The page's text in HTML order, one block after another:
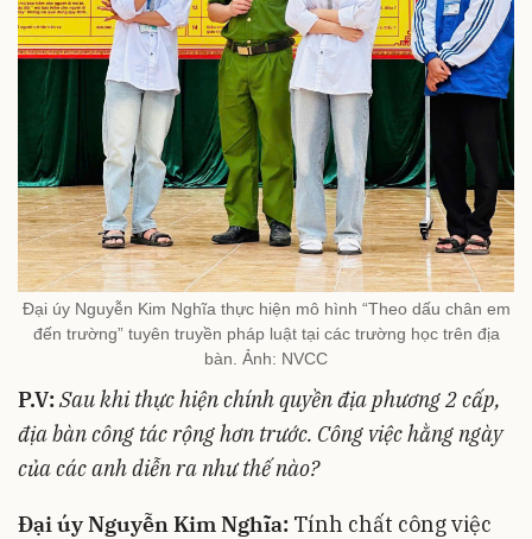
Đại úy Nguyễn Kim Nghĩa thực hiện mô hình “Theo dấu chân em
đến trường” tuyên truyền pháp luật tại các trường học trên địa
bàn. Ảnh: NVCC
P.V:Sau khi thực hiện chính quyền địa phương 2 cấp,
địa bàn công tác rộng hơn trước. Công việc hằng ngày
của các anh diễn ra như thế nào?
Đại úy Nguyễn Kim Nghĩa: Tính chất công việc